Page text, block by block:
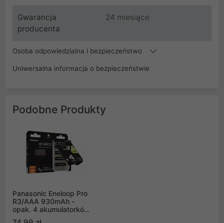
Gwarancja
producenta
24 miesiące
Osoba odpowiedzialna i bezpieczeństwo
Uniwersalna informacja o bezpieczeństwie
Podobne Produkty
Panasonic Eneloop Pro
R3/AAA 930mAh -
opak. 4 akumulatorków